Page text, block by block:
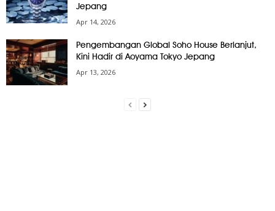
Jepang
Apr 14, 2026
Pengembangan Global Soho House Berlanjut,
Kini Hadir di Aoyama Tokyo Jepang
Apr 13, 2026